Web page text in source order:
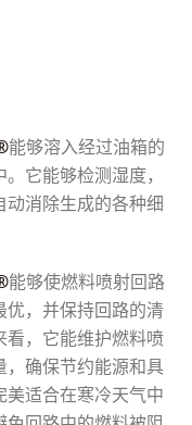
能够溶入经过油箱的
它能够检测湿度，
动消除生成的各种细
能够使燃料喷射回路
优，并保持回路的清
看，它能维护燃料喷
，确保节约能源和具
美适合在寒冷天气中